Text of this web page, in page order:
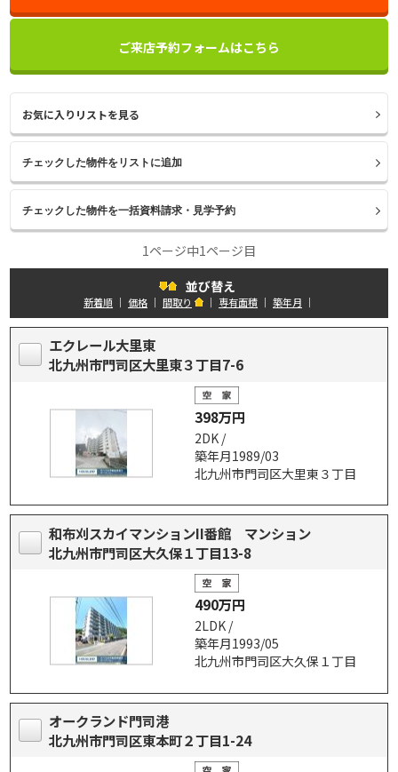
ご来店予約フォームはこちら
お気に入りリストを見る
1ページ中1ページ目
並び替え
新着順 ｜ 価格 ｜ 間取り ｜ 専有面積 ｜ 築年月 ｜
エクレール大里東
北九州市門司区大里東３丁目7-6
398万円
2DK /
築年月1989/03
北九州市門司区大里東３丁目
和布刈スカイマンションII番館 マンション
北九州市門司区大久保１丁目13-8
490万円
2LDK /
築年月1993/05
北九州市門司区大久保１丁目
オークランド門司港
北九州市門司区東本町２丁目1-24